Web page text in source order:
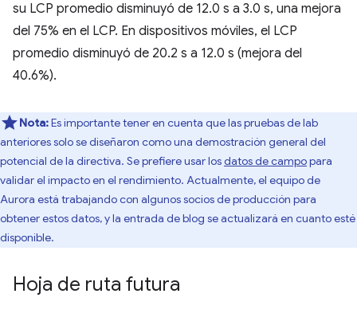
su LCP promedio disminuyó de 12.0 s a 3.0 s, una mejora
del 75% en el LCP. En dispositivos móviles, el LCP
promedio disminuyó de 20.2 s a 12.0 s (mejora del
40.6%).
Nota:Es importante tener en cuenta que las pruebas de lab
anteriores solo se diseñaron como una demostración general del
potencial de la directiva. Se prefiere usar losdatos de campopara
validar el impacto en el rendimiento. Actualmente, el equipo de
Aurora está trabajando con algunos socios de producción para
obtener estos datos, y la entrada de blog se actualizará en cuanto esté
disponible.
Hoja de ruta futura